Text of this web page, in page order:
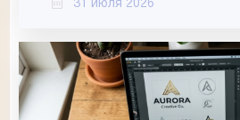
31 июля 2026